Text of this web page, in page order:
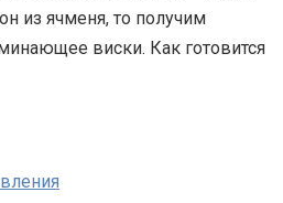
из ячменя, то получим
виски. Как готовится